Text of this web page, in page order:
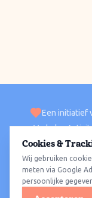
Een initiatief
Verhalen
Alle wijkenAlmere
Almere Hout
Cookies &
Wij gebruiken
meten via Google
persoonlijke